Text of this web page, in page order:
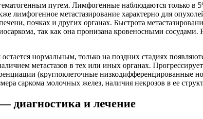
путем. Лимфогенные наблюдаются только в
лимфогенное метастазирование характерно для
почках и других органах. Быстрота
так как она пронизана кровеносными
нормальным, только на поздних стадиях
метастазов в тех или иных органах.
(круглоклеточные низкодифференцированные
саркома молочных желез, наличия некрозов в ее
диагностика и лечение